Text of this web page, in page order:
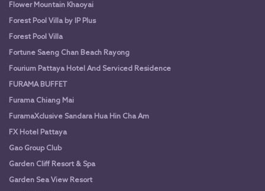
Flower Mountain Khaoyai
Forest Pool Villa by IP Plus
Forest Pool Villa
Fortune Saeng Chan Beach Rayong
Fourium Pattaya Hotel And Serviced Residence
FURAMA BUFFET
Furama Chiang Mai
FuramaXclusive Sandara Hua Hin Cha Am
FX Hotel Pattaya
Gao Group Club
Garden Cliff Resort & Spa
Garden Sea View Resort